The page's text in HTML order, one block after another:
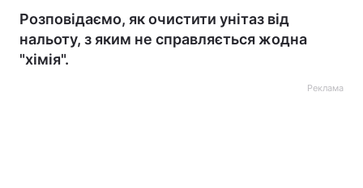
Розповідаємо, як очистити унітаз від
нальоту, з яким не справляється жодна
"хімія".
Реклама